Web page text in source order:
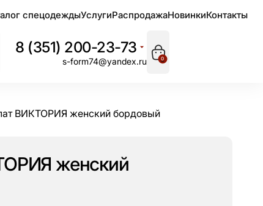
спецодеждыУслугиРаспродажаНовинкиКонтакты
8 (351) 200-23-73
s-form74@yandex.ru 0
ВИКТОРИЯ женский бордовый
женский